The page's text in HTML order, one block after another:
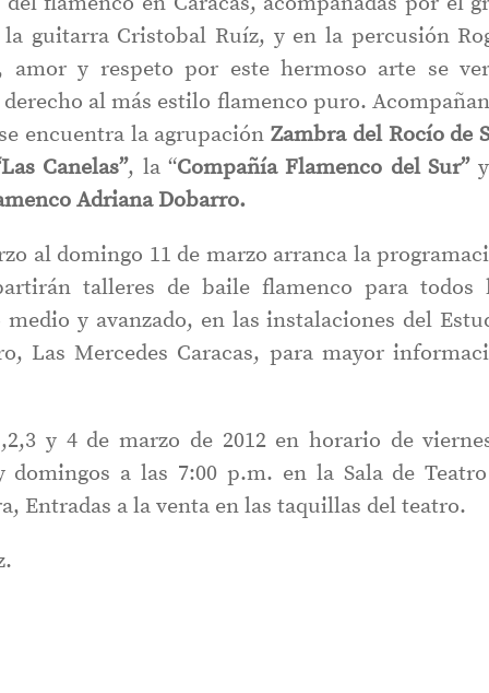
guitarra Cristobal Ruíz, y en la percusión
amor y respeto por este hermoso arte se
al más estilo flamenco puro.
encuentra la agrupaciónZambra del Rocío de
Canelas”, la “Compañía Flamenco del Sur”
Adriana Dobarro.
al domingo 11 de marzo arranca la
talleres de baile flamenco para todos
y avanzado, en las instalaciones del
Las Mercedes Caracas, para mayor
y 4 de marzo de 2012 en horario de
domingos a las 7:00 p.m. en la Sala de
Entradas a la venta en las taquillas del teatro.